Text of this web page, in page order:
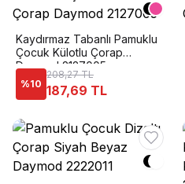
Kaydırmaz Tabanlı Pamuklu
Çocuk Külotlu Çorap
Daymod 2127005
%10
208,27 TL
187,69 TL